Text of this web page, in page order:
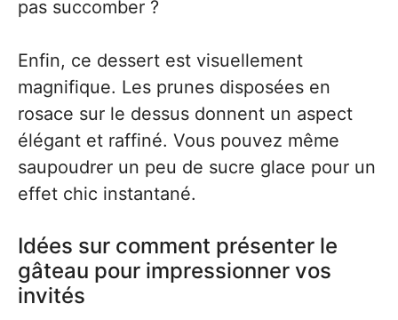
pas succomber ?
Enfin, ce dessert est visuellement
magnifique. Les prunes disposées en
rosace sur le dessus donnent un aspect
élégant et raffiné. Vous pouvez même
saupoudrer un peu de sucre glace pour un
effet chic instantané.
Idées sur comment présenter le
gâteau pour impressionner vos
invités